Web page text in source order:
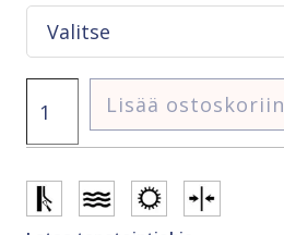
Ecodeco
tapetti
määrä
Lisää ostoskoriin